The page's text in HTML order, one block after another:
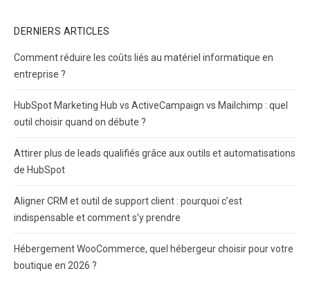
DERNIERS ARTICLES
Comment réduire les coûts liés au matériel informatique en
entreprise ?
HubSpot Marketing Hub vs ActiveCampaign vs Mailchimp : quel
outil choisir quand on débute ?
Attirer plus de leads qualifiés grâce aux outils et automatisations
de HubSpot
Aligner CRM et outil de support client : pourquoi c’est
indispensable et comment s’y prendre
Hébergement WooCommerce, quel hébergeur choisir pour votre
boutique en 2026 ?